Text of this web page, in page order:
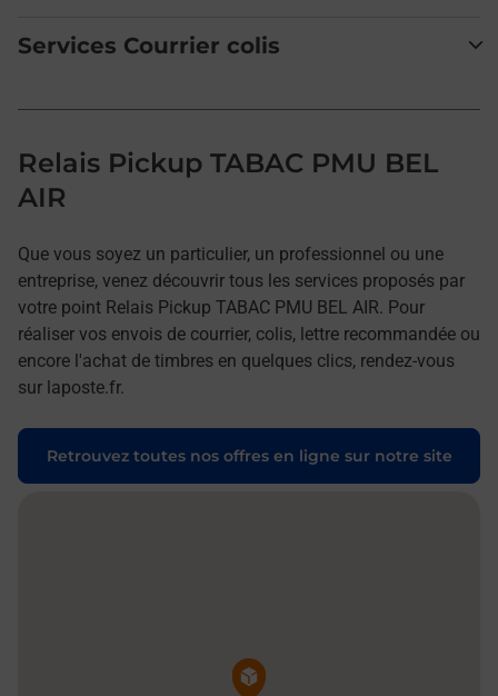
Services Courrier colis
Relais Pickup TABAC PMU BEL
AIR
Que vous soyez un particulier, un professionnel ou une
entreprise, venez découvrir tous les services proposés par
votre point Relais Pickup TABAC PMU BEL AIR. Pour
réaliser vos envois de courrier, colis, lettre recommandée ou
encore l'achat de timbres en quelques clics, rendez-vous
sur laposte.fr.
Retrouvez toutes nos offres en ligne sur notre site
Pin de la carte